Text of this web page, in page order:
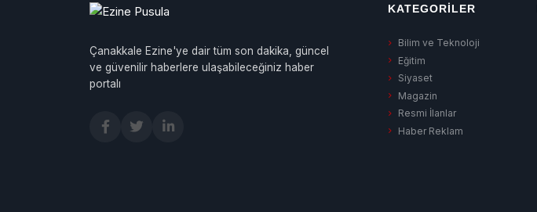
Çanakkale Ezine'ye dair tüm son dakika, güncel
ve güvenilir haberlere ulaşabileceğiniz haber
portalı
KATEGORILER
Bilim ve Teknoloji
Eğitim
Siyaset
Magazin
Resmi İlanlar
Haber Reklam